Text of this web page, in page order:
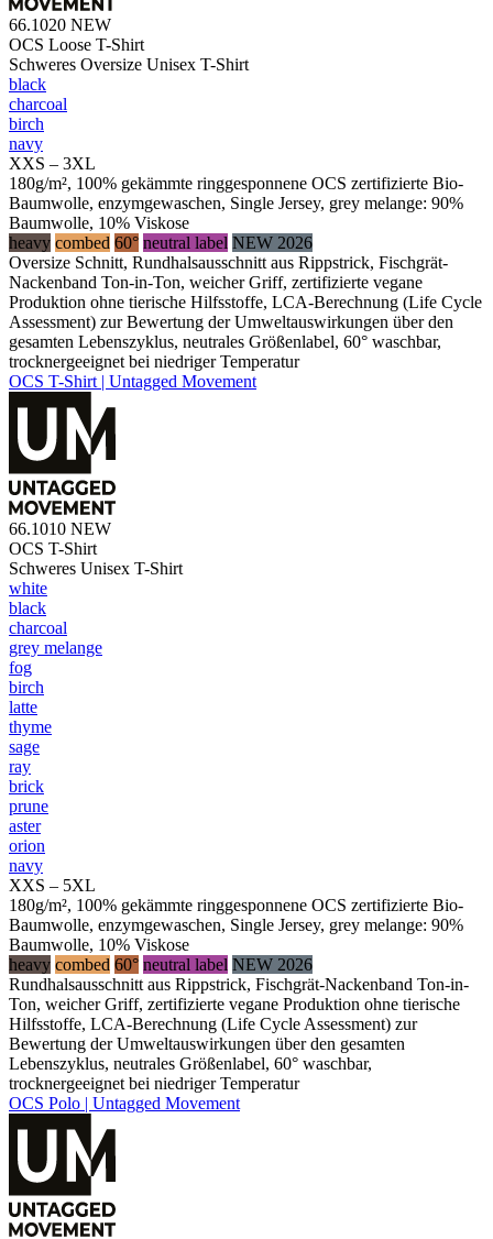
66.1020 NEW
OCS Loose T-Shirt
Schweres Oversize Unisex T-Shirt
black
charcoal
birch
navy
XXS – 3XL
180g/m², 100% gekämmte ringgesponnene OCS zertifizierte Bio-
Baumwolle, enzymgewaschen, Single Jersey, grey melange: 90%
Baumwolle, 10% Viskose
heavy combed 60° neutral label NEW 2026
Oversize Schnitt, Rundhalsausschnitt aus Rippstrick, Fischgrät-
Nackenband Ton-in-Ton, weicher Griff, zertifizierte vegane
Produktion ohne tierische Hilfsstoffe, LCA-Berechnung (Life Cycle
Assessment) zur Bewertung der Umweltauswirkungen über den
gesamten Lebenszyklus, neutrales Größenlabel, 60° waschbar,
trocknergeeignet bei niedriger Temperatur
OCS T-Shirt | Untagged Movement
66.1010 NEW
OCS T-Shirt
Schweres Unisex T-Shirt
white
black
charcoal
grey melange
fog
birch
latte
thyme
sage
ray
brick
prune
aster
orion
navy
XXS – 5XL
180g/m², 100% gekämmte ringgesponnene OCS zertifizierte Bio-
Baumwolle, enzymgewaschen, Single Jersey, grey melange: 90%
Baumwolle, 10% Viskose
heavy combed 60° neutral label NEW 2026
Rundhalsausschnitt aus Rippstrick, Fischgrät-Nackenband Ton-in-
Ton, weicher Griff, zertifizierte vegane Produktion ohne tierische
Hilfsstoffe, LCA-Berechnung (Life Cycle Assessment) zur
Bewertung der Umweltauswirkungen über den gesamten
Lebenszyklus, neutrales Größenlabel, 60° waschbar,
trocknergeeignet bei niedriger Temperatur
OCS Polo | Untagged Movement